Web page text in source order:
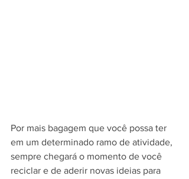
Por mais bagagem que você possa ter
em um determinado ramo de atividade,
sempre chegará o momento de você
reciclar e de aderir novas ideias para